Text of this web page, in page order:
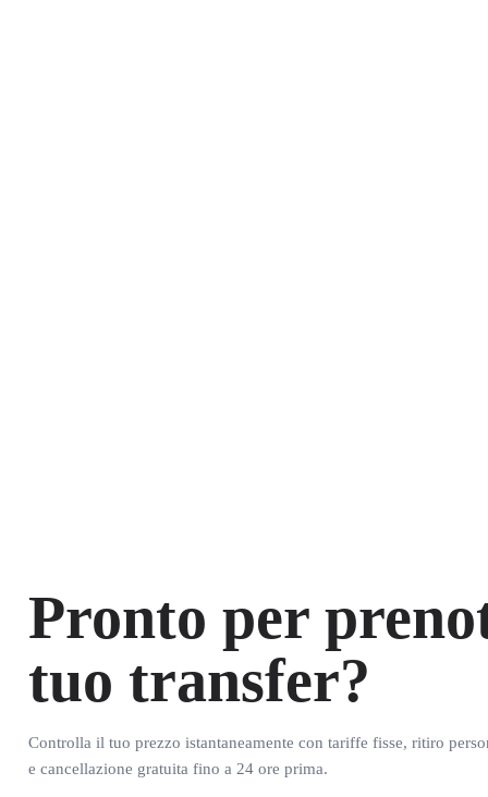
Pronto per
tuo transfer?
Controlla il tuo prezzo istantaneamente con tariffe fisse, ritiro
e cancellazione gratuita fino a 24 ore prima.